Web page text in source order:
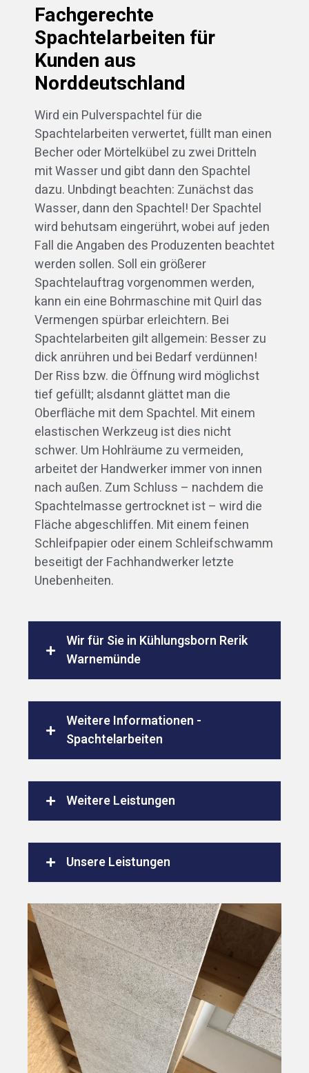
Fachgerechte
Spachtelarbeiten für
Kunden aus
Norddeutschland
Wird ein Pulverspachtel für die
Spachtelarbeiten verwertet, füllt man einen
Becher oder Mörtelkübel zu zwei Dritteln
mit Wasser und gibt dann den Spachtel
dazu. Unbdingt beachten: Zunächst das
Wasser, dann den Spachtel! Der Spachtel
wird behutsam eingerührt, wobei auf jeden
Fall die Angaben des Produzenten beachtet
werden sollen. Soll ein größerer
Spachtelauftrag vorgenommen werden,
kann ein eine Bohrmaschine mit Quirl das
Vermengen spürbar erleichtern. Bei
Spachtelarbeiten gilt allgemein: Besser zu
dick anrühren und bei Bedarf verdünnen!
Der Riss bzw. die Öffnung wird möglichst
tief gefüllt; alsdannt glättet man die
Oberfläche mit dem Spachtel. Mit einem
elastischen Werkzeug ist dies nicht
schwer. Um Hohlräume zu vermeiden,
arbeitet der Handwerker immer von innen
nach außen. Zum Schluss – nachdem die
Spachtelmasse gertrocknet ist – wird die
Fläche abgeschliffen. Mit einem feinen
Schleifpapier oder einem Schleifschwamm
beseitigt der Fachhandwerker letzte
Unebenheiten.
Wir für Sie in Kühlungsborn Rerik
Warnemünde
Weitere Informationen -
Spachtelarbeiten
Weitere Leistungen
Unsere Leistungen